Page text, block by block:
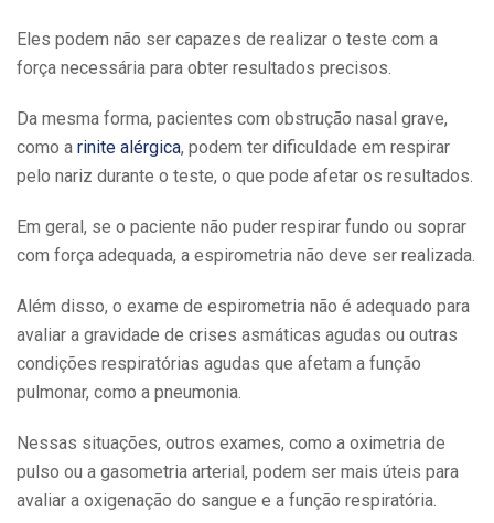
Eles podem não ser capazes de realizar o teste com a
força necessária para obter resultados precisos.
Da mesma forma, pacientes com obstrução nasal grave,
como a rinite alérgica, podem ter dificuldade em respirar
pelo nariz durante o teste, o que pode afetar os resultados.
Em geral, se o paciente não puder respirar fundo ou soprar
com força adequada, a espirometria não deve ser realizada.
Além disso, o exame de espirometria não é adequado para
avaliar a gravidade de crises asmáticas agudas ou outras
condições respiratórias agudas que afetam a função
pulmonar, como a pneumonia.
Nessas situações, outros exames, como a oximetria de
pulso ou a gasometria arterial, podem ser mais úteis para
avaliar a oxigenação do sangue e a função respiratória.